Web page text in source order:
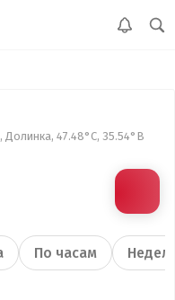
47.48°С, 35.54°В
По часам